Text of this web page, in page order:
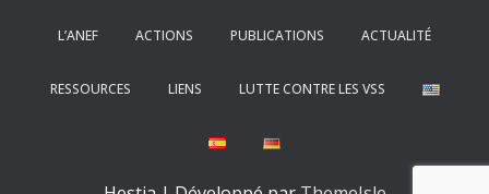
L’ANEF ACTIONS PUBLICATIONS ACTUALITÉ
RESSOURCES LIENS LUTTE CONTRE LES VSS